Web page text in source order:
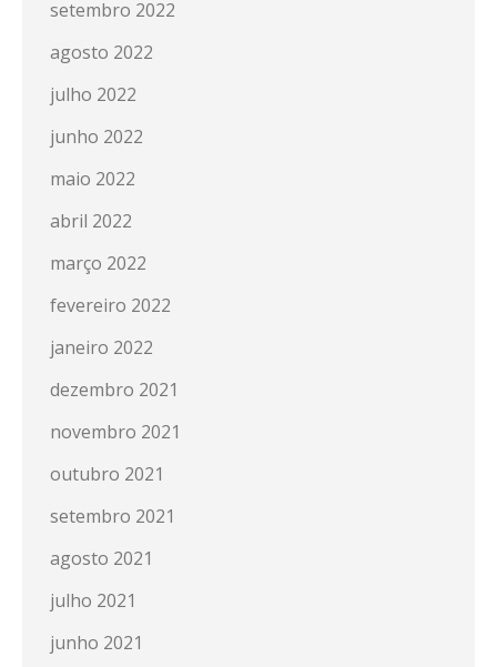
setembro 2022
agosto 2022
julho 2022
junho 2022
maio 2022
abril 2022
março 2022
fevereiro 2022
janeiro 2022
dezembro 2021
novembro 2021
outubro 2021
setembro 2021
agosto 2021
julho 2021
junho 2021